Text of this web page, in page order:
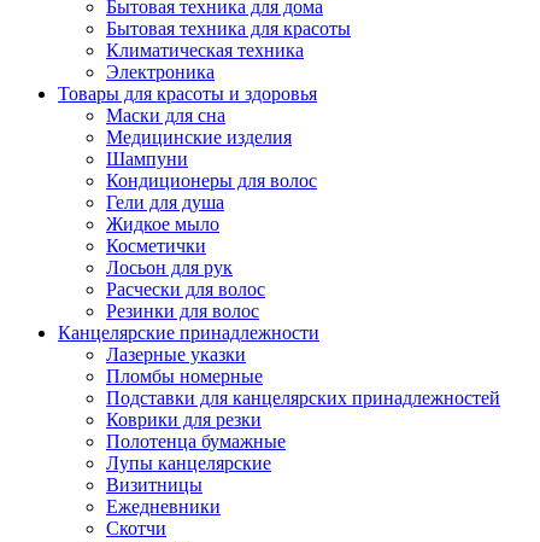
Бытовая техника для дома
Бытовая техника для красоты
Климатическая техника
Электроника
Товары для красоты и здоровья
Маски для сна
Медицинские изделия
Шампуни
Кондиционеры для волос
Гели для душа
Жидкое мыло
Косметички
Лосьон для рук
Расчески для волос
Резинки для волос
Канцелярские принадлежности
Лазерные указки
Пломбы номерные
Подставки для канцелярских принадлежностей
Коврики для резки
Полотенца бумажные
Лупы канцелярские
Визитницы
Ежедневники
Скотчи